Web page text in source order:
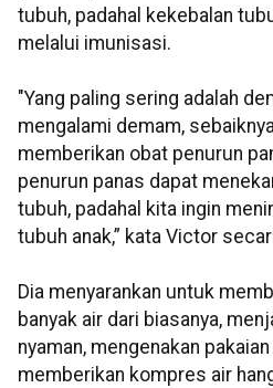
tubuh, padahal kekebalan
melalui imunisasi.
"Yang paling sering adalah
mengalami demam,
memberikan obat penurun
penurun panas dapat
tubuh, padahal kita ingin
tubuh anak,” kata Victor
Dia menyarankan untuk
banyak air dari biasanya,
nyaman, mengenakan
memberikan kompres air